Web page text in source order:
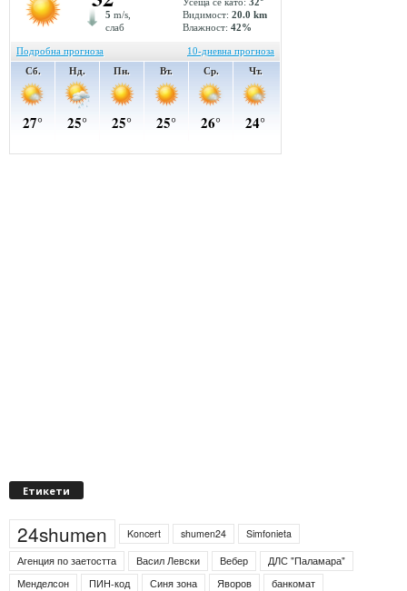
Етикети
24shumen Koncert shumen24
Simfonieta
Агенция по заетостта
Васил Левски Вебер
ДЛС "Паламара"
Менделсон
ПИН-код Синя зона Яворов
банкомат